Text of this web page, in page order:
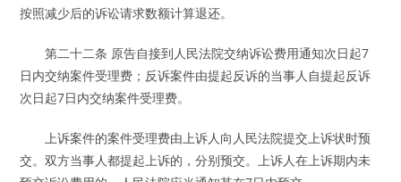
按照减少后的诉讼请求数额计算退还。
第二十二条 原告自接到人民法院交纳诉讼费用通知次日起7
日内交纳案件受理费；反诉案件由提起反诉的当事人自提起反诉
次日起7日内交纳案件受理费。
上诉案件的案件受理费由上诉人向人民法院提交上诉状时预
交。双方当事人都提起上诉的，分别预交。上诉人在上诉期内未